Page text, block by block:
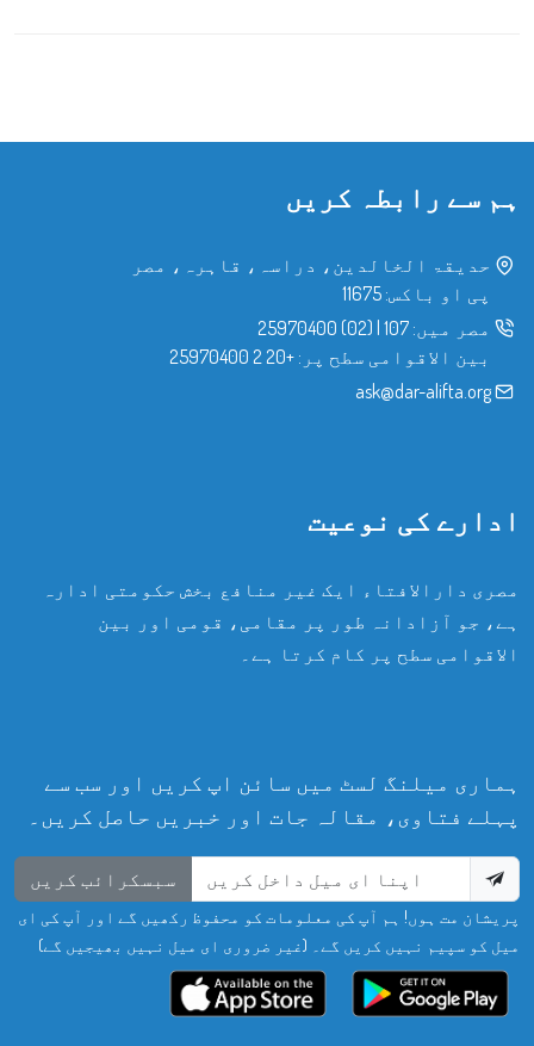
ہم سے رابطہ کریں
حدیقۃ الخالدین، دراسہ، قاہرہ، مصر
پی او باکس: 11675
مصر میں: 107
|
(02) 25970400
بین الاقوامی سطح پر: +20 2 25970400
ask@dar-alifta.org
ادارے کی نوعیت
مصری دارالافتاء ایک غیر منافع بخش حکومتی ادارہ
ہے، جو آزادانہ طور پر مقامی، قومی اور بین
الاقوامی سطح پر کام کرتا ہے۔
ہماری میلنگ لسٹ میں سائن اپ کریں اور سب سے
پہلے فتاوی، مقالہ جات اور خبریں حاصل کریں۔
سبسکرائب کریں
پریشان مت ہوں! ہم آپ کی معلومات کو محفوظ رکھیں گے اور آپ کی ای
میل کو سپیم نہیں کریں گے۔ (غیر ضروری ای میل نہیں بھیجیں گے)